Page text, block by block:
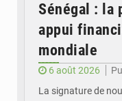
Sénégal : la
appui
mondiale
6 août 2026
La signature de